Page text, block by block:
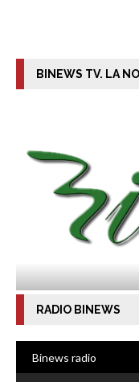
BINEWS TV. LA
RADIO BINEWS